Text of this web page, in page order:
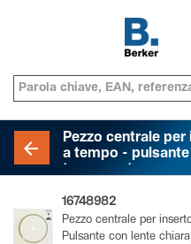
Pezzo centrale per
a tempo -
16748982
Pezzo centrale per
Pulsante con lente